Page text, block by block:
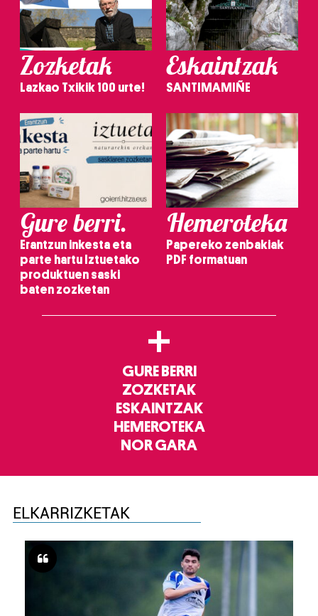
Zozketak
Lazkao Txikik 100 urte!
Eskaintzak
SANTIMAMIÑE
Gure berri.
Erantzun inkesta eta
parte hartu Iztuetako
produktuen saski
baten zozketan
Hemeroteka
Papereko zenbakiak
PDF formatuan
+
GURE BERRI
ZOZKETAK
ESKAINTZAK
HEMEROTEKA
NOR GARA
ELKARRIZKETAK